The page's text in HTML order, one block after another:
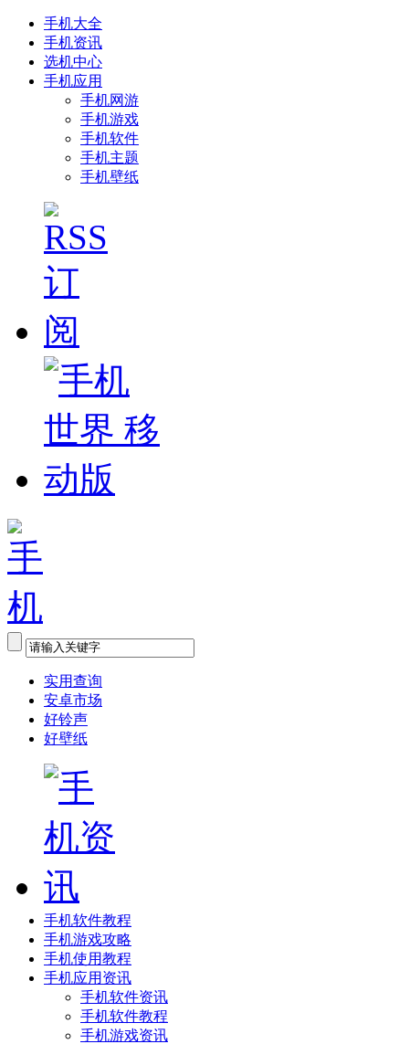
手机大全
手机资讯
选机中心
手机应用
手机网游
手机游戏
手机软件
手机主题
手机壁纸
实用查询
安卓市场
好铃声
好壁纸
手机软件教程
手机游戏攻略
手机使用教程
手机应用资讯
手机软件资讯
手机软件教程
手机游戏资讯